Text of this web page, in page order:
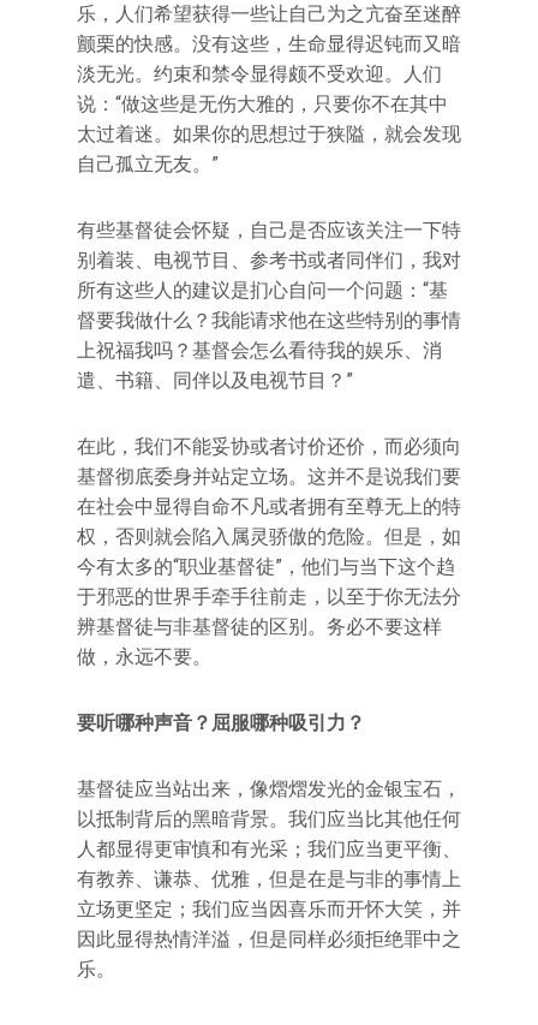
乐，人们希望获得一些让自己为之亢奋至迷醉
颤栗的快感。没有这些，生命显得迟钝而又暗
淡无光。约束和禁令显得颇不受欢迎。人们
说：“做这些是无伤大雅的，只要你不在其中
太过着迷。如果你的思想过于狭隘，就会发现
自己孤立无友。”
有些基督徒会怀疑，自己是否应该关注一下特
别着装、电视节目、参考书或者同伴们，我对
所有这些人的建议是扪心自问一个问题：“基
督要我做什么？我能请求他在这些特别的事情
上祝福我吗？基督会怎么看待我的娱乐、消
遣、书籍、同伴以及电视节目？”
在此，我们不能妥协或者讨价还价，而必须向
基督彻底委身并站定立场。这并不是说我们要
在社会中显得自命不凡或者拥有至尊无上的特
权，否则就会陷入属灵骄傲的危险。但是，如
今有太多的“职业基督徒”，他们与当下这个趋
于邪恶的世界手牵手往前走，以至于你无法分
辨基督徒与非基督徒的区别。务必不要这样
做，永远不要。
要听哪种声音？屈服哪种吸引力？
基督徒应当站出来，像熠熠发光的金银宝石，
以抵制背后的黑暗背景。我们应当比其他任何
人都显得更审慎和有光采；我们应当更平衡、
有教养、谦恭、优雅，但是在是与非的事情上
立场更坚定；我们应当因喜乐而开怀大笑，并
因此显得热情洋溢，但是同样必须拒绝罪中之
乐。